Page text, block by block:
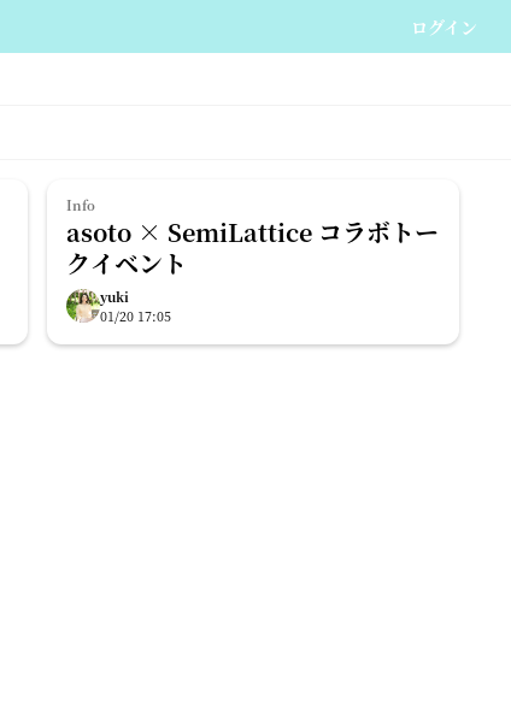
ログイン
Info
asoto × SemiLattice コラボトー
クイベント
yuki
01/20 17:05